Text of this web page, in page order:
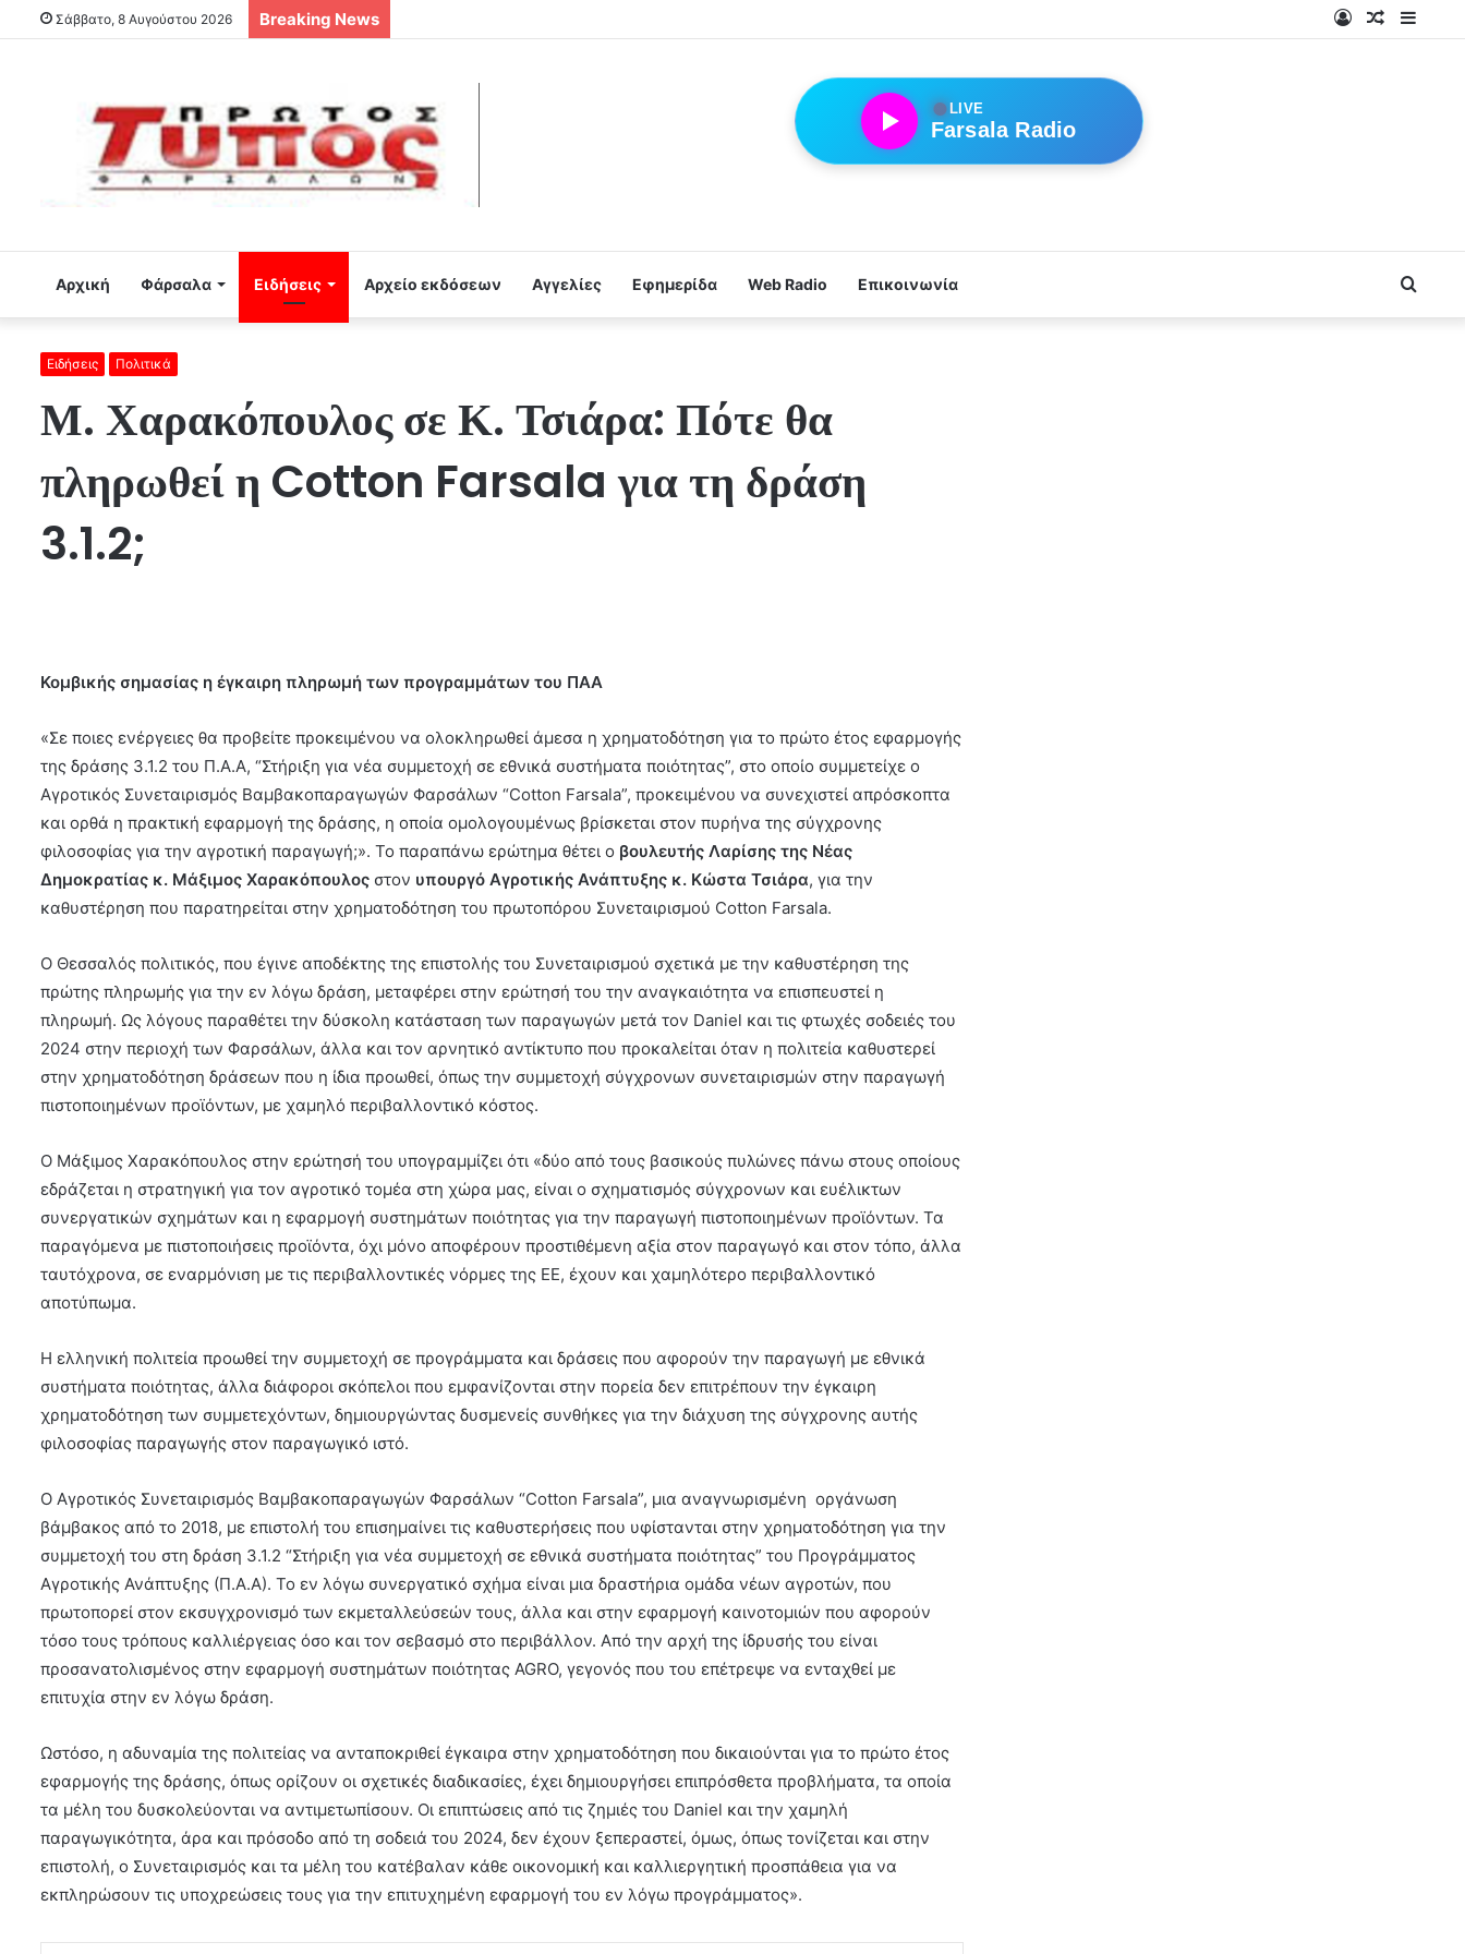
Σάββατο, 8 Αυγούστου 2026 Breaking News
Random
Log
●LIVE
Farsala Radio
Αρχική Φάρσαλα Ειδήσεις Αρχείο εκδόσεων Αγγελίες Εφημερίδα Web Radio Επικοινωνία
Ειδήσεις Πολιτικά
Μ. Χαρακόπουλος σε Κ. Τσιάρα: Πότε θα
πληρωθεί η Cotton Farsala για τη δράση
3.1.2;
Κομβικής σημασίας η έγκαιρη πληρωμή των προγραμμάτων του ΠΑΑ
«Σε ποιες ενέργειες θα προβείτε προκειμένου να ολοκληρωθεί άμεσα η χρηματοδότηση για το πρώτο έτος εφαρμογής
της δράσης 3.1.2 του Π.Α.Α, “Στήριξη για νέα συμμετοχή σε εθνικά συστήματα ποιότητας”, στο οποίο συμμετείχε ο
Αγροτικός Συνεταιρισμός Βαμβακοπαραγωγών Φαρσάλων “Cotton Farsala”, προκειμένου να συνεχιστεί απρόσκοπτα
και ορθά η πρακτική εφαρμογή της δράσης, η οποία ομολογουμένως βρίσκεται στον πυρήνα της σύγχρονης
φιλοσοφίας για την αγροτική παραγωγή;». Το παραπάνω ερώτημα θέτει ο βουλευτής Λαρίσης της Νέας
Δημοκρατίας κ. Μάξιμος Χαρακόπουλος στον υπουργό Αγροτικής Ανάπτυξης κ. Κώστα Τσιάρα, για την
καθυστέρηση που παρατηρείται στην χρηματοδότηση του πρωτοπόρου Συνεταιρισμού Cotton Farsala.
Ο Θεσσαλός πολιτικός, που έγινε αποδέκτης της επιστολής του Συνεταιρισμού σχετικά με την καθυστέρηση της
πρώτης πληρωμής για την εν λόγω δράση, μεταφέρει στην ερώτησή του την αναγκαιότητα να επισπευστεί η
πληρωμή. Ως λόγους παραθέτει την δύσκολη κατάσταση των παραγωγών μετά τον Daniel και τις φτωχές σοδειές του
2024 στην περιοχή των Φαρσάλων, άλλα και τον αρνητικό αντίκτυπο που προκαλείται όταν η πολιτεία καθυστερεί
στην χρηματοδότηση δράσεων που η ίδια προωθεί, όπως την συμμετοχή σύγχρονων συνεταιρισμών στην παραγωγή
πιστοποιημένων προϊόντων, με χαμηλό περιβαλλοντικό κόστος.
Ο Μάξιμος Χαρακόπουλος στην ερώτησή του υπογραμμίζει ότι «δύο από τους βασικούς πυλώνες πάνω στους οποίους
εδράζεται η στρατηγική για τον αγροτικό τομέα στη χώρα μας, είναι ο σχηματισμός σύγχρονων και ευέλικτων
συνεργατικών σχημάτων και η εφαρμογή συστημάτων ποιότητας για την παραγωγή πιστοποιημένων προϊόντων. Τα
παραγόμενα με πιστοποιήσεις προϊόντα, όχι μόνο αποφέρουν προστιθέμενη αξία στον παραγωγό και στον τόπο, άλλα
ταυτόχρονα, σε εναρμόνιση με τις περιβαλλοντικές νόρμες της ΕΕ, έχουν και χαμηλότερο περιβαλλοντικό
αποτύπωμα.
Η ελληνική πολιτεία προωθεί την συμμετοχή σε προγράμματα και δράσεις που αφορούν την παραγωγή με εθνικά
συστήματα ποιότητας, άλλα διάφοροι σκόπελοι που εμφανίζονται στην πορεία δεν επιτρέπουν την έγκαιρη
χρηματοδότηση των συμμετεχόντων, δημιουργώντας δυσμενείς συνθήκες για την διάχυση της σύγχρονης αυτής
φιλοσοφίας παραγωγής στον παραγωγικό ιστό.
Ο Αγροτικός Συνεταιρισμός Βαμβακοπαραγωγών Φαρσάλων “Cotton Farsala”, μια αναγνωρισμένη οργάνωση
βάμβακος από το 2018, με επιστολή του επισημαίνει τις καθυστερήσεις που υφίστανται στην χρηματοδότηση για την
συμμετοχή του στη δράση 3.1.2 “Στήριξη για νέα συμμετοχή σε εθνικά συστήματα ποιότητας” του Προγράμματος
Αγροτικής Ανάπτυξης (Π.Α.Α). Το εν λόγω συνεργατικό σχήμα είναι μια δραστήρια ομάδα νέων αγροτών, που
πρωτοπορεί στον εκσυγχρονισμό των εκμεταλλεύσεών τους, άλλα και στην εφαρμογή καινοτομιών που αφορούν
τόσο τους τρόπους καλλιέργειας όσο και τον σεβασμό στο περιβάλλον. Από την αρχή της ίδρυσής του είναι
προσανατολισμένος στην εφαρμογή συστημάτων ποιότητας AGRO, γεγονός που του επέτρεψε να ενταχθεί με
επιτυχία στην εν λόγω δράση.
Ωστόσο, η αδυναμία της πολιτείας να ανταποκριθεί έγκαιρα στην χρηματοδότηση που δικαιούνται για το πρώτο έτος
εφαρμογής της δράσης, όπως ορίζουν οι σχετικές διαδικασίες, έχει δημιουργήσει επιπρόσθετα προβλήματα, τα οποία
τα μέλη του δυσκολεύονται να αντιμετωπίσουν. Οι επιπτώσεις από τις ζημιές του Daniel και την χαμηλή
παραγωγικότητα, άρα και πρόσοδο από τη σοδειά του 2024, δεν έχουν ξεπεραστεί, όμως, όπως τονίζεται και στην
επιστολή, ο Συνεταιρισμός και τα μέλη του κατέβαλαν κάθε οικονομική και καλλιεργητική προσπάθεια για να
εκπληρώσουν τις υποχρεώσεις τους για την επιτυχημένη εφαρμογή του εν λόγω προγράμματος».